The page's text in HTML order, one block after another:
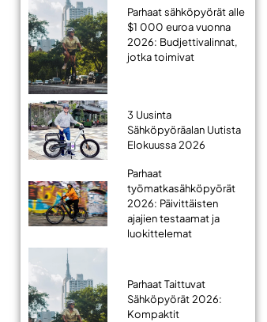
Parhaat sähköpyörät alle
$1 000 euroa vuonna
2026: Budjettivalinnat,
jotka toimivat
3 Uusinta
Sähköpyöräalan Uutista
Elokuussa 2026
Parhaat
työmatkasähköpyörät
2026: Päivittäisten
ajajien testaamat ja
luokittelemat
Parhaat Taittuvat
Sähköpyörät 2026:
Kompaktit